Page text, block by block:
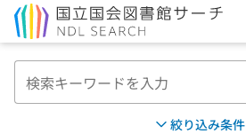
絞り込み条件